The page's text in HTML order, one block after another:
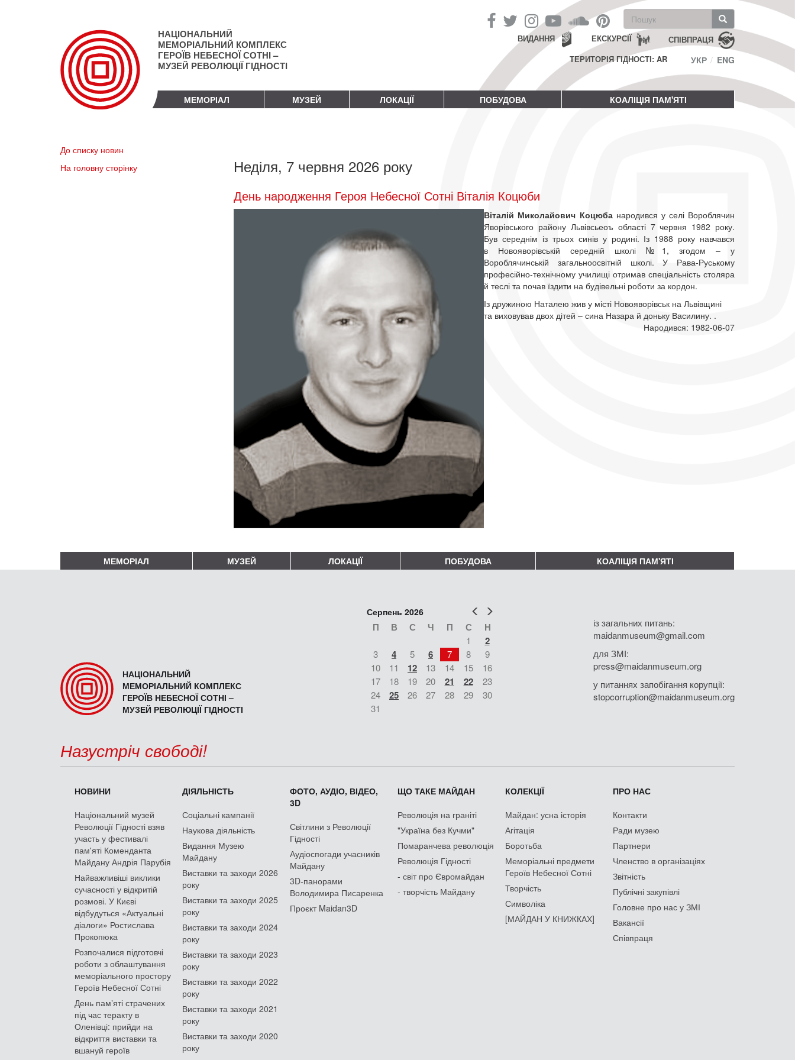
НАЦІОНАЛЬНИЙ
МЕМОРІАЛЬНИЙ КОМПЛЕКС
ГЕРОЇВ НЕБЕСНОЇ СОТНІ –
МУЗЕЙ РЕВОЛЮЦІЇ ГІДНОСТІ
Пошукова
форма
Пошук СПІВПРАЦЯ
ЕКСКУРСІЇ
ВИДАННЯ
ТЕРИТОРІЯ ГІДНОСТІ: AR
УКР ENG
МЕМОРІАЛ МУЗЕЙ ЛОКАЦІЇ ПОБУДОВА КОАЛІЦІЯ ПАМ'ЯТІ
До списку новин
На головну сторінку
Неділя, 7 червня 2026 року
День народження Героя Небесної Сотні Віталія Коцюби
Віталій Миколайович Коцюба народився у селі Вороблячин
Яворівського району Львівсьеоъ області 7 червня 1982 року.
Був середнім із трьох синів у родині. Із 1988 року навчався
в Новояворівській середній школі №1, згодом – у
Вороблячинській загальноосвітній школі. У Рава-Руському
професійно-технічному училищі отримав спеціальність столяра
й теслі та почав їздити на будівельні роботи за кордон.
Із дружиною Наталею жив у місті Новояворівськ на Львівщині
та виховував двох дітей – сина Назара й доньку Василину. .
Народився: 1982-06-07
МЕМОРІАЛ МУЗЕЙ ЛОКАЦІЇ ПОБУДОВА КОАЛІЦІЯ ПАМ'ЯТІ
НАЦІОНАЛЬНИЙ
МЕМОРІАЛЬНИЙ КОМПЛЕКС
ГЕРОЇВ НЕБЕСНОЇ СОТНІ –
МУЗЕЙ РЕВОЛЮЦІЇ ГІДНОСТІ
Попер
Серпень 2026
П В С Ч П С Н
1 2
3 4 5 6 7 8
9
10
11 12 13 14 15
16
17
18 19 20 21 22
23
24
25 26 27 28 29
30
31
із загальних питань:
maidanmuseum@gmail.com
для ЗМІ:
press@maidanmuseum.org
у питаннях запобігання корупції:
stopcorruption@maidanmuseum.org
Назустріч свободі!
НОВИНИ
Національний музей
Революції Гідності взяв
участь у фестивалі
пам'яті Коменданта
Майдану Андрія Парубія
Найважливіші виклики
сучасності у відкритій
розмові. У Києві
відбудуться «Актуальні
діалоги» Ростислава
Прокопюка
Розпочалися підготовчі
роботи з облаштування
меморіального простору
Героїв Небесної Сотні
День памʼяті страчених
під час теракту в
Оленівці: прийди на
відкриття виставки та
вшануй героїв
ДІЯЛЬНІСТЬ
Соціальні кампанії
Наукова діяльність
Видання Музею
Майдану
Виставки та заходи 2026
року
Виставки та заходи 2025
року
Виставки та заходи 2024
року
Виставки та заходи 2023
року
Виставки та заходи 2022
року
Виставки та заходи 2021
року
Виставки та заходи 2020
року
ФОТО, АУДІО, ВІДЕО,
3D
Світлини з Революції
Гідності
Аудіоспогади учасників
Майдану
3D-панорами
Володимира Писаренка
Проєкт Maidan3D
ЩО ТАКЕ МАЙДАН
Революція на граніті
"Україна без Кучми"
Помаранчева революція
Революція Гідності
- світ про Євромайдан
- творчість Майдану
КОЛЕКЦІЇ
Майдан: усна історія
Агітація
Боротьба
Меморіальні предмети
Героїв Небесної Сотні
Творчість
Символіка
[МАЙДАН У КНИЖКАХ]
ПРО НАС
Контакти
Ради музею
Партнери
Членство в організаціях
Звітність
Публічні закупівлі
Головне про нас у ЗМІ
Вакансії
Співпраця